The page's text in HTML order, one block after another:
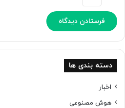
دسته بندی ها
اخبار
هوش مصنوعی